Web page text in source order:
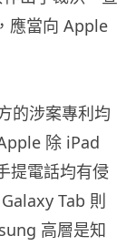
應當向 Apple
的涉案專利均
除 iPad
提電話均有侵
Tab 則
高層是知